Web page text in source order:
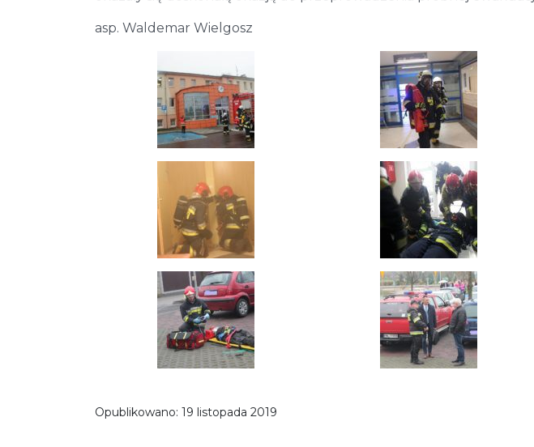
asp. Waldemar Wielgosz
Opublikowano: 19 listopada 2019